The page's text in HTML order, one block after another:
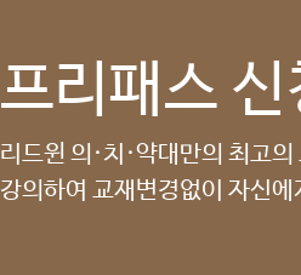
프리패스
리드윈 의·치·약대만의 최고
강의하여 교재변경없이 자신